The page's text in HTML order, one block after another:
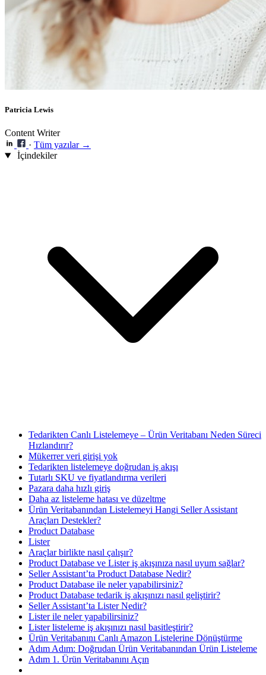
Patricia Lewis
Content Writer
· Tüm yazılar →
İçindekiler
Tedarikten Canlı Listelemeye – Ürün Veritabanı Neden Süreci
Hızlandırır?
Mükerrer veri girişi yok
Tedarikten listelemeye doğrudan iş akışı
Tutarlı SKU ve fiyatlandırma verileri
Pazara daha hızlı giriş
Daha az listeleme hatası ve düzeltme
Ürün Veritabanından Listelemeyi Hangi Seller Assistant
Araçları Destekler?
Product Database
Lister
Araçlar birlikte nasıl çalışır?
Product Database ve Lister iş akışınıza nasıl uyum sağlar?
Seller Assistant’ta Product Database Nedir?
Product Database ile neler yapabilirsiniz?
Product Database tedarik iş akışınızı nasıl geliştirir?
Seller Assistant’ta Lister Nedir?
Lister ile neler yapabilirsiniz?
Lister listeleme iş akışınızı nasıl basitleştirir?
Ürün Veritabanını Canlı Amazon Listelerine Dönüştürme
Adım Adım: Doğrudan Ürün Veritabanından Ürün Listeleme
Adım 1. Ürün Veritabanını Açın